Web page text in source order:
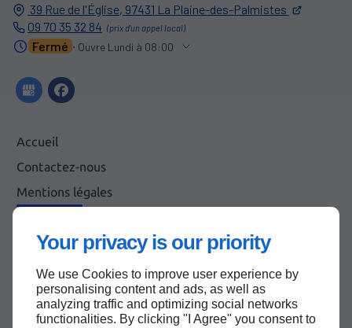
Your privacy is our priority
We use Cookies to improve user experience by
personalising content and ads, as well as
analyzing traffic and optimizing social networks
functionalities. By clicking "I Agree" you consent to
39 Rue de l'Église, 97431 La Plaine-des-Palmistes
09 70 35 32 84
Fermé ⋅ Ouvre Lundi à 08:00
Accueil
Contactez-nous
Mentions légales
Haut de page